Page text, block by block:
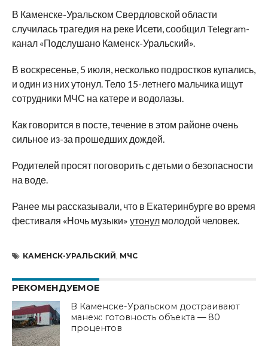
В Каменске-Уральском Свердловской области
случилась трагедия на реке Исети, сообщил Telegram-
канал «Подслушано Каменск-Уральский».
В воскресенье, 5 июля, несколько подростков купались,
и один из них утонул. Тело 15-летнего мальчика ищут
сотрудники МЧС на катере и водолазы.
Как говорится в посте, течение в этом районе очень
сильное из-за прошедших дождей.
Родителей просят поговорить с детьми о безопасности
на воде.
Ранее мы рассказывали, что в Екатеринбурге во время
фестиваля «Ночь музыки» утонулмолодой человек.
КАМЕНСК-УРАЛЬСКИЙ МЧС
РЕКОМЕНДУЕМОЕ
В Каменске-Уральском достраивают
манеж: готовность объекта — 80
процентов